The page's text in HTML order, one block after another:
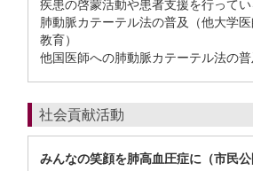
疾患の啓蒙活動や患者支援を行ってい
肺動脈カテーテル法の普及（他大学医
教育）
他国医師への肺動脈カテーテル法の普
社会貢献活動
みんなの笑顔を肺高血圧症に（市民公